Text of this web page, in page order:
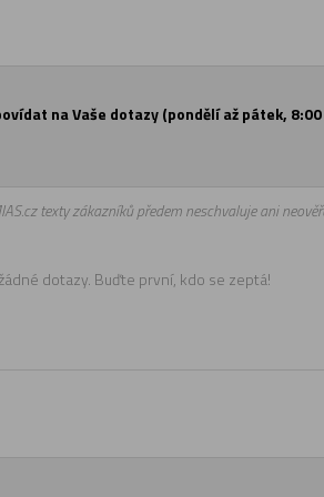
na Vaše dotazy (pondělí až pátek, 8:00
texty zákazníků předem neschvaluje ani
dotazy. Buďte první, kdo se zeptá!